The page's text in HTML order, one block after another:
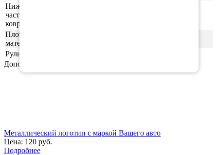
Нижняя
часть
ковриков
Плотность
материала
Руль
Дополнительные аксессуары
Металлический логотип с маркой Вашего авто
Цена: 120 руб.
Подробнее